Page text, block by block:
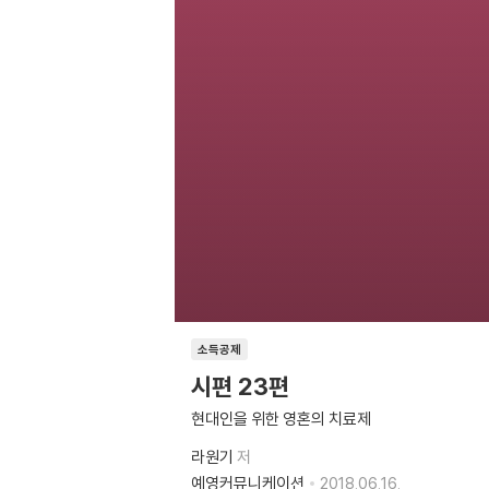
소득공제
시편 23편
현대인을 위한 영혼의 치료제
라원기 저
예영커뮤니케이션
2018.06.16.